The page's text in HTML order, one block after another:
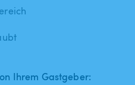
Ihrem Gastgeber: